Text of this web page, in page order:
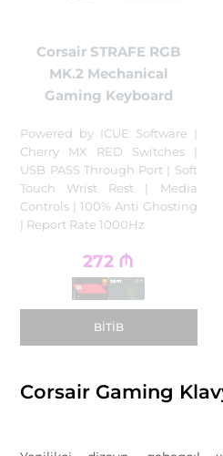
Corsair STRAFE RGB
MK.2 Mechanical
Gaming Keyboard
Powered by ICUE Software |
Cherry MX RED Switches |
USB PASS Through Port | Soft
Touch Wrist Rest | Media
Controls | 100% Anti Ghosting
| Report Rate 1000Hz
272 ₼
BITIB
Corsair Gaming